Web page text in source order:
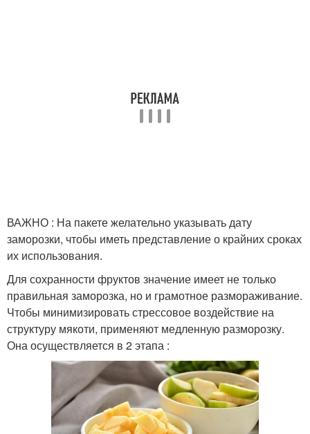
ВАЖНО : На пакете желательно указывать дату
заморозки, чтобы иметь представление о крайних сроках
их использования.
Для сохранности фруктов значение имеет не только
правильная заморозка, но и грамотное размораживание.
Чтобы минимизировать стрессовое воздействие на
структуру мякоти, применяют медленную разморозку.
Она осуществляется в 2 этапа :